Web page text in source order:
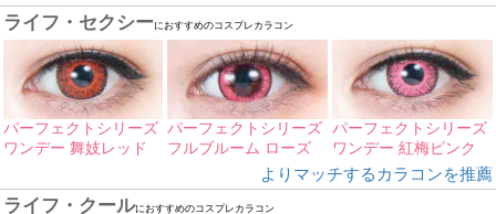
ライフ・セクシーにおすすめのコスプレカラコン
パーフェクトシリーズ
ワンデー 舞妓レッド
パーフェクトシリーズ
フルブルーム ローズ
パーフェクトシリーズ
ワンデー 紅梅ピンク
よりマッチするカラコンを推薦
ライフ・クールにおすすめのコスプレカラコン